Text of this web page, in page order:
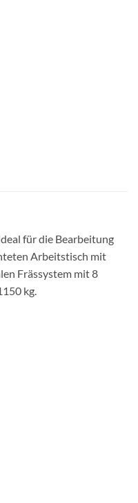
für die Bearbeitung
Arbeitstisch mit
Frässystem mit 8
kg.